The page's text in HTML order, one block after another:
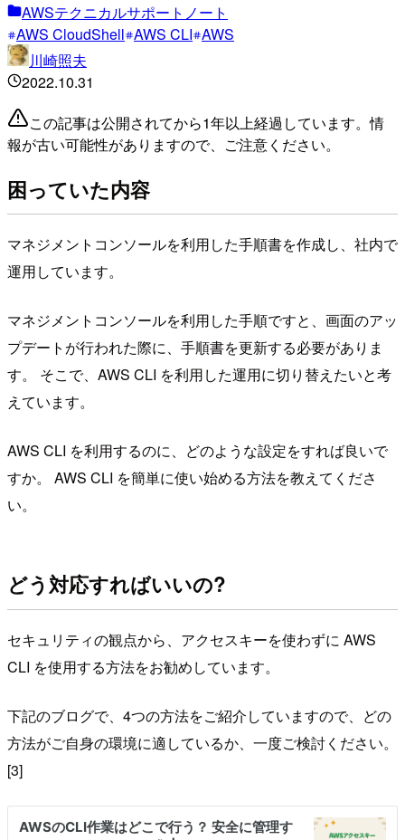
AWSテクニカルサポートノート
AWS CloudShell AWS CLI AWS
川崎照夫
2022.10.31
この記事は公開されてから1年以上経過しています。情
報が古い可能性がありますので、ご注意ください。
困っていた内容
マネジメントコンソールを利用した手順書を作成し、社内で
運用しています。
マネジメントコンソールを利用した手順ですと、画面のアッ
プデートが行われた際に、手順書を更新する必要がありま
す。 そこで、AWS CLI を利用した運用に切り替えたいと考
えています。
AWS CLI を利用するのに、どのような設定をすれば良いで
すか。 AWS CLI を簡単に使い始める方法を教えてくださ
い。
どう対応すればいいの?
セキュリティの観点から、アクセスキーを使わずに AWS
CLI を使用する方法をお勧めしています。
下記のブログで、4つの方法をご紹介していますので、どの
方法がご自身の環境に適しているか、一度ご検討ください。
[3]